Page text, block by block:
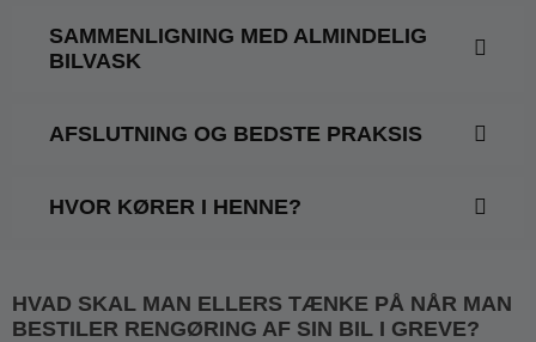
SAMMENLIGNING MED ALMINDELIG
BILVASK
AFSLUTNING OG BEDSTE PRAKSIS
HVOR KØRER I HENNE?
HVAD SKAL MAN ELLERS TÆNKE PÅ NÅR MAN
BESTILER RENGØRING AF SIN BIL I GREVE?